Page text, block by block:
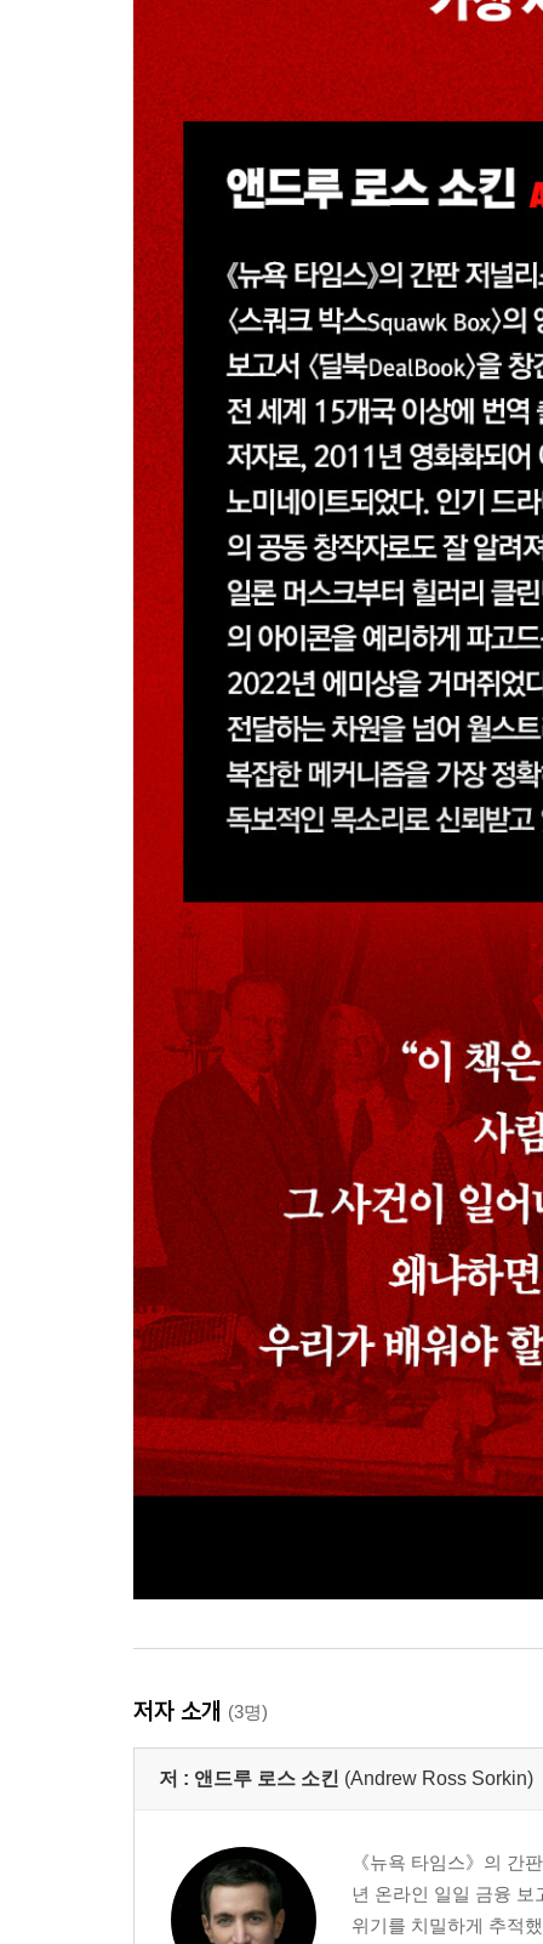
저자 소개 (3명)
저 : 앤드루 로스 소킨 (Andrew Ross Sorkin)
《뉴욕 타임스》의 간
년 온라인 일일 금융
위기를 치밀하게 추적